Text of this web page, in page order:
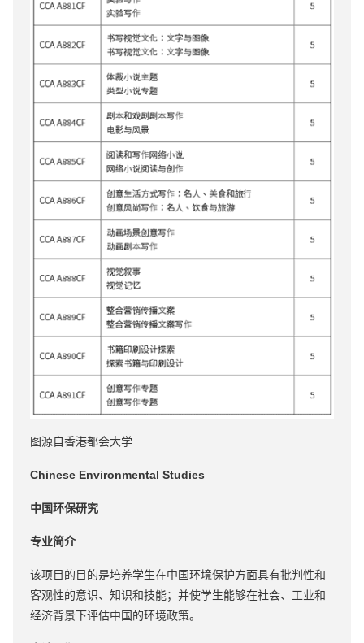
图源自香港都会大学
Chinese Environmental Studies
中国环保研究
专业简介
该项目的目的是培养学生在中国环境保护方面具有批判性和
客观性的意识、知识和技能；并使学生能够在社会、工业和
经济背景下评估中国的环境政策。